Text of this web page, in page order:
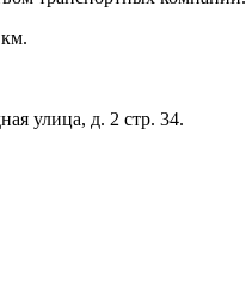
улица, д. 2 стр. 34.